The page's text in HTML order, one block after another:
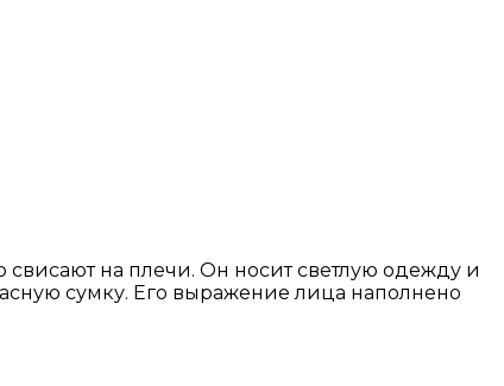
на плечи. Он носит светлую одежду и
сумку. Его выражение лица наполнено